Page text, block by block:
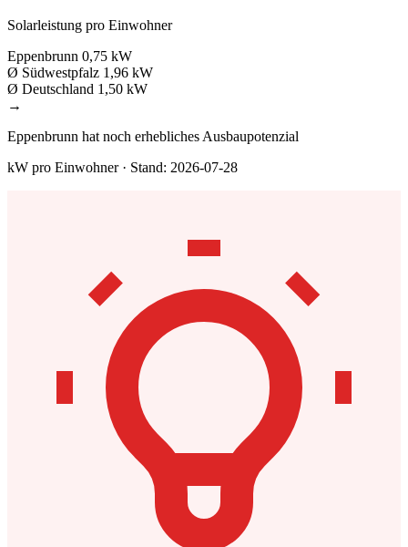
Solarleistung pro Einwohner
Eppenbrunn 0,75 kW
Ø Südwestpfalz 1,96 kW
Ø Deutschland 1,50 kW
→
Eppenbrunn hat noch erhebliches Ausbaupotenzial
kW pro Einwohner · Stand: 2026-07-28